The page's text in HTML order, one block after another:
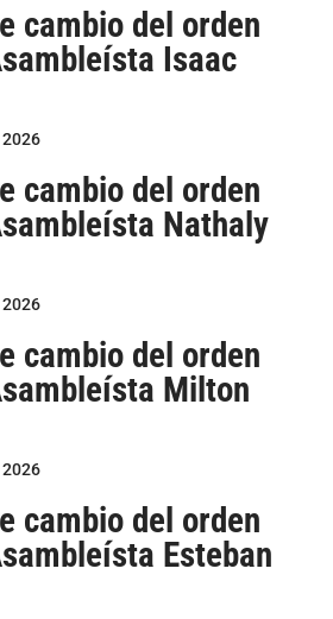
cambio del orden
Isaac
2026
cambio del orden
Nathaly
2026
cambio del orden
Milton
2026
cambio del orden
Esteban